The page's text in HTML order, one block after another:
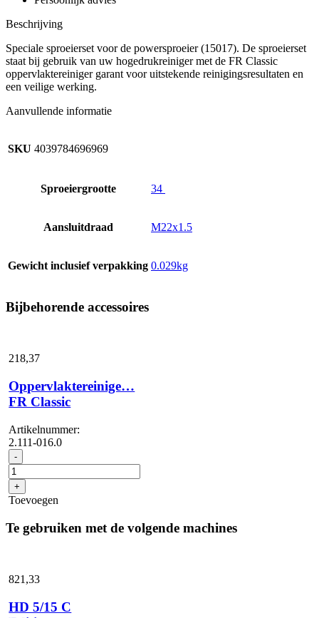
Beschrijving
Speciale sproeierset voor de powersproeier (15017). De sproeierset
staat bij gebruik van uw hogedrukreiniger met de FR Classic
oppervlaktereiniger garant voor uitstekende reinigingsresultaten en
een veilige werking.
Aanvullende informatie
SKU 4039784696969
Sproeiergrootte 34
Aansluitdraad M22x1.5
Gewicht inclusief verpakking 0.029kg
Bijbehorende accessoires
218,37
Oppervlaktereinige…
FR Classic
Artikelnummer:
2.111-016.0
- Oppervlaktereinige...
FR
Classic
aantal
+
Toevoegen
Te gebruiken met de volgende machines
821,33
HD 5/15 C